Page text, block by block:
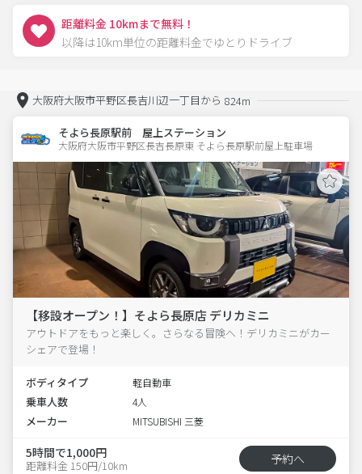
距離料金 10kmまで無料！
以降は10km単位の距離料金でゆとりドライブ
大阪府大阪市平野区長吉川辺一丁目から 824m
そよら長原駅前 屋上ステーション
大阪府大阪市平野区長吉長原東 そよら長原駅前屋上駐車場
【移設オープン！】そよら長原店 デリカミニ
アウトドアをもっと楽しく。さらなる冒険へ！デリカミニがカー
シェアで登場！
ボディタイプ 軽自動車
乗車人数 4人
メーカー MITSUBISHI 三菱
5時間で1,000円
距離料金 150円/10km 予約へ